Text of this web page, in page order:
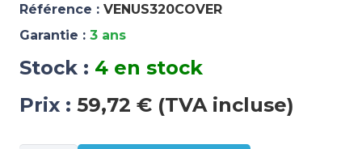
Référence : VENUS320COVER
Garantie : 3 ans
Stock : 4 en stock
Prix : 59,72 € (TVA incluse)